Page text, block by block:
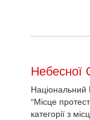
Небесної
Національний
“Місце
категорії з